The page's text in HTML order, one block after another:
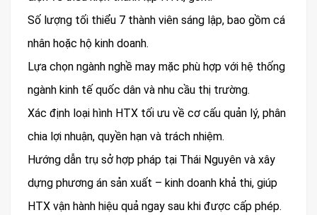
Số lượng tối thiểu 7 thành viên sáng lập, bao gồm cá
nhân hoặc hộ kinh doanh.
Lựa chọn ngành nghề may mặc phù hợp với hệ thống
ngành kinh tế quốc dân và nhu cầu thị trường.
Xác định loại hình HTX tối ưu về cơ cấu quản lý, phân
chia lợi nhuận, quyền hạn và trách nhiệm.
Hướng dẫn trụ sở hợp pháp tại Thái Nguyên và xây
dựng phương án sản xuất – kinh doanh khả thi, giúp
HTX vận hành hiệu quả ngay sau khi được cấp phép.